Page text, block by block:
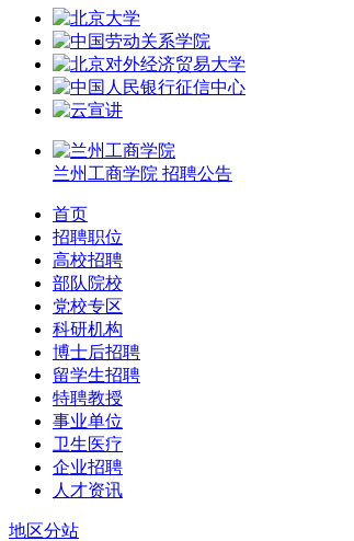
兰州工商学院 招聘公告
首页
招聘职位
高校招聘
部队院校
党校专区
科研机构
博士后招聘
留学生招聘
特聘教授
事业单位
卫生医疗
企业招聘
人才资讯
地区分站